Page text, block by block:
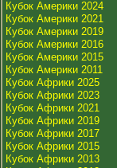
Кубок Америки 2024
Кубок Америки 2021
Кубок Америки 2019
Кубок Америки 2016
Кубок Америки 2015
Кубок Америки 2011
Кубок Африки 2025
Кубок Африки 2023
Кубок Африки 2021
Кубок Африки 2019
Кубок Африки 2017
Кубок Африки 2015
Кубок Африки 2013